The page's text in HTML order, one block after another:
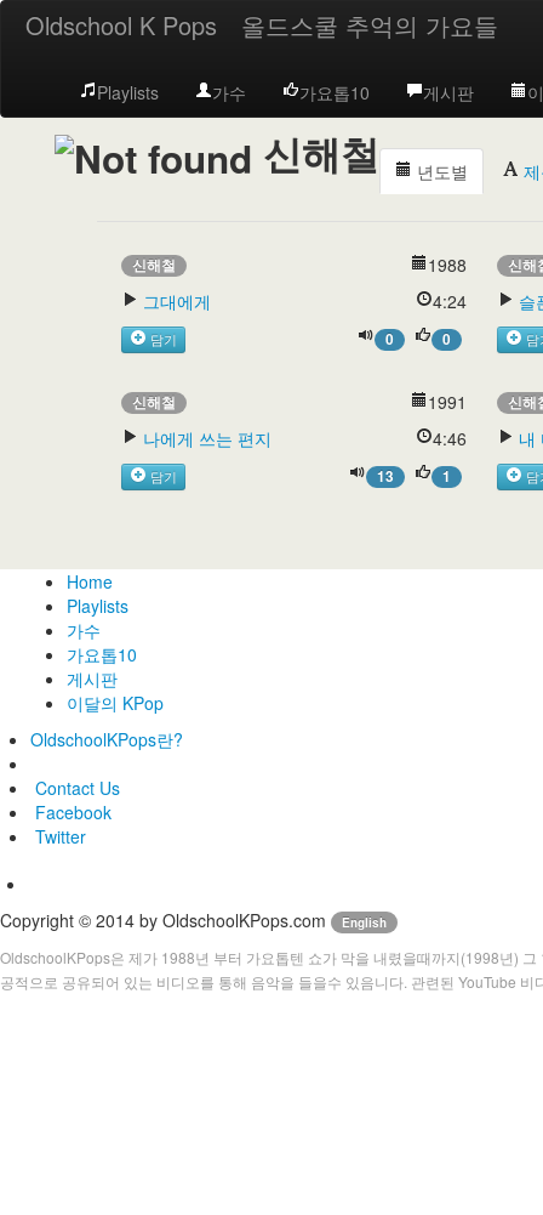
Oldschool K Pops 올드스쿨 추억의 가요들
Playlists 가수 가요톱10 게시판
신해철 년도별
신해철
1988
그대에게
4:24
담기 0 0
신해
슬
담
신해철
1991
나에게 쓰는 편지
4:46
담기 13 1
신해
내
담
Home
Playlists
가수
가요톱10
게시판
이달의 KPop
OldschoolKPops란?
Contact Us
Facebook
Twitter
Copyright © 2014 by OldschoolKPops.com English
OldschoolKPops은 제가 1988년 부터 가요톱텐 쇼가 막을 내렸을때까지(1998년)
공적으로 공유되어 있는 비디오를 통해 음악을 들을수 있음니다. 관련된 YouTube